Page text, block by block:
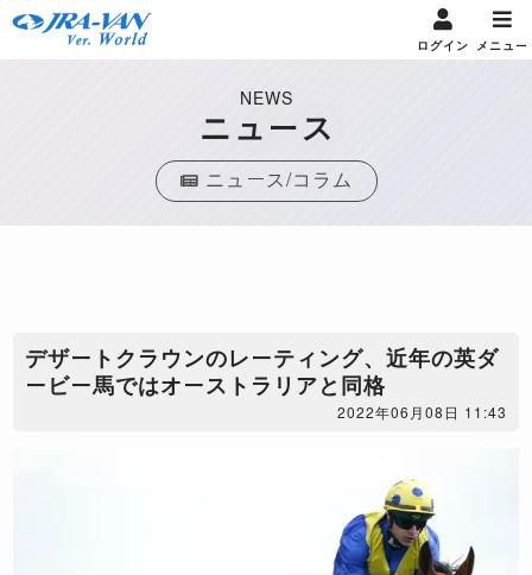
ログイン メニュー
NEWS
ニュース
ニュース/コラム
デザートクラウンのレーティング、近年の英ダ
ービー馬ではオーストラリアと同格
2022年06月08日 11:43